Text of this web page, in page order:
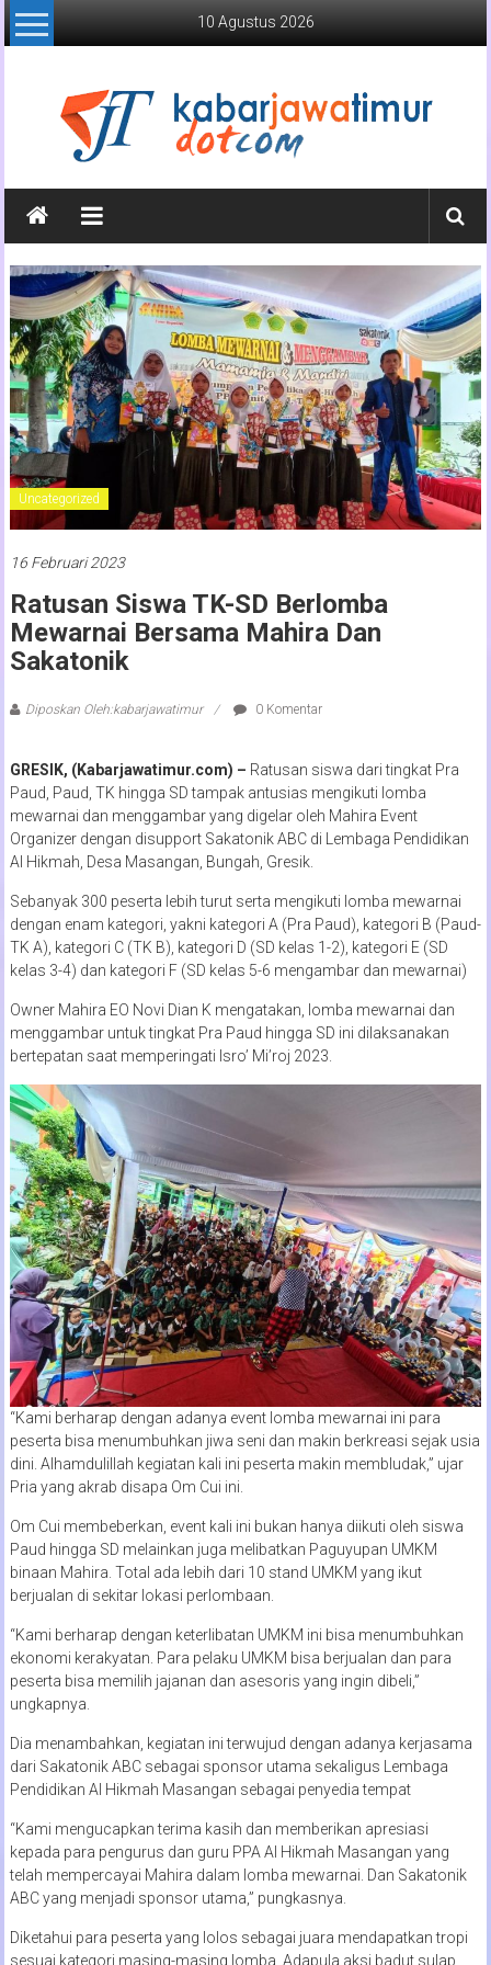
Lompat
ke
10 Agustus 2026
Kabar
Jawa
Timur
Media
Online
Jawa
Timur
Uncategorized
16 Februari 2023
Ratusan Siswa TK-SD Berlomba
Mewarnai Bersama Mahira Dan
Sakatonik
Diposkan Oleh:kabarjawatimur 0 Komentar
GRESIK, (Kabarjawatimur.com) – Ratusan siswa dari tingkat Pra
Paud, Paud, TK hingga SD tampak antusias mengikuti lomba
mewarnai dan menggambar yang digelar oleh Mahira Event
Organizer dengan disupport Sakatonik ABC di Lembaga Pendidikan
Al Hikmah, Desa Masangan, Bungah, Gresik.
Sebanyak 300 peserta lebih turut serta mengikuti lomba mewarnai
dengan enam kategori, yakni kategori A (Pra Paud), kategori B (Paud-
TK A), kategori C (TK B), kategori D (SD kelas 1-2), kategori E (SD
kelas 3-4) dan kategori F (SD kelas 5-6 mengambar dan mewarnai)
Owner Mahira EO Novi Dian K mengatakan, lomba mewarnai dan
menggambar untuk tingkat Pra Paud hingga SD ini dilaksanakan
bertepatan saat memperingati Isro’ Mi’roj 2023.
“Kami berharap dengan adanya event lomba mewarnai ini para
peserta bisa menumbuhkan jiwa seni dan makin berkreasi sejak usia
dini. Alhamdulillah kegiatan kali ini peserta makin membludak,” ujar
Pria yang akrab disapa Om Cui ini.
Om Cui membeberkan, event kali ini bukan hanya diikuti oleh siswa
Paud hingga SD melainkan juga melibatkan Paguyupan UMKM
binaan Mahira. Total ada lebih dari 10 stand UMKM yang ikut
berjualan di sekitar lokasi perlombaan.
“Kami berharap dengan keterlibatan UMKM ini bisa menumbuhkan
ekonomi kerakyatan. Para pelaku UMKM bisa berjualan dan para
peserta bisa memilih jajanan dan asesoris yang ingin dibeli,”
ungkapnya.
Dia menambahkan, kegiatan ini terwujud dengan adanya kerjasama
dari Sakatonik ABC sebagai sponsor utama sekaligus Lembaga
Pendidikan Al Hikmah Masangan sebagai penyedia tempat
“Kami mengucapkan terima kasih dan memberikan apresiasi
kepada para pengurus dan guru PPA Al Hikmah Masangan yang
telah mempercayai Mahira dalam lomba mewarnai. Dan Sakatonik
ABC yang menjadi sponsor utama,” pungkasnya.
Diketahui para peserta yang lolos sebagai juara mendapatkan tropi
sesuai kategori masing-masing lomba. Adapula aksi badut sulap